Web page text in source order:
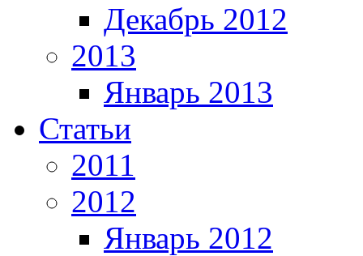
Декабрь 2012
2013
Январь 2013
Статьи
2011
2012
Январь 2012